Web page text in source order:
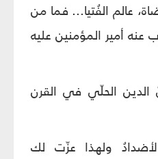
عالم الفُتيا... فما من
عنه أمير المؤمنين عليه
الحلّي في القرن
ولهذا عزّت لك